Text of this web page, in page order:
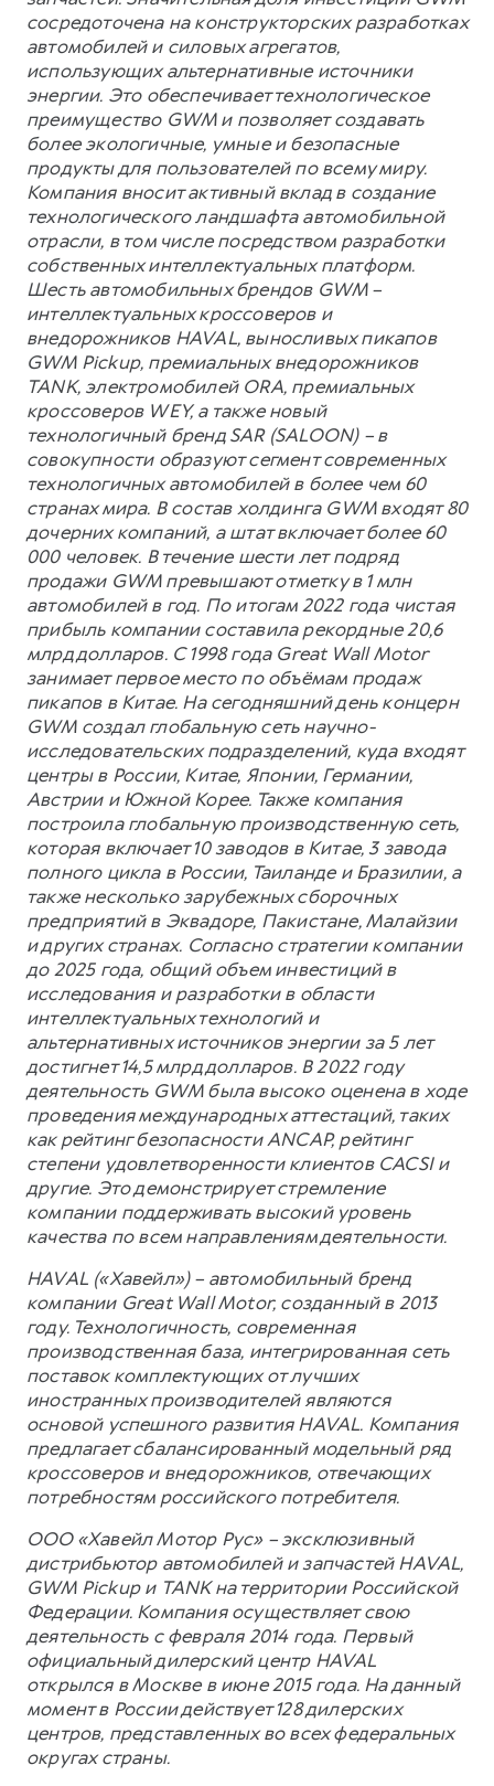
сосредоточена на конструкторских разработках
автомобилей и силовых агрегатов,
использующих альтернативные источники
энергии. Это обеспечивает технологическое
преимущество GWM и позволяет создавать
более экологичные, умные и безопасные
продукты для пользователей по всему миру.
Компания вносит активный вклад в создание
технологического ландшафта автомобильной
отрасли, в том числе посредством разработки
собственных интеллектуальных платформ.
Шесть автомобильных брендов GWM –
интеллектуальных кроссоверов и
внедорожников HAVAL, выносливых пикапов
GWM Pickup, премиальных внедорожников
TANK, электромобилей ORA, премиальных
кроссоверов WEY, а также новый
технологичный бренд SAR (SALOON) – в
совокупности образуют сегмент современных
технологичных автомобилей в более чем 60
странах мира. В состав холдинга GWM входят 80
дочерних компаний, а штат включает более 60
000 человек. В течение шести лет подряд
продажи GWM превышают отметку в 1 млн
автомобилей в год. По итогам 2022 года чистая
прибыль компании составила рекордные 20,6
млрд долларов. С 1998 года Great Wall Motor
занимает первое место по объёмам продаж
пикапов в Китае. На сегодняшний день концерн
GWM создал глобальную сеть научно-
исследовательских подразделений, куда входят
центры в России, Китае, Японии, Германии,
Австрии и Южной Корее. Также компания
построила глобальную производственную сеть,
которая включает 10 заводов в Китае, 3 завода
полного цикла в России, Таиланде и Бразилии, а
также несколько зарубежных сборочных
предприятий в Эквадоре, Пакистане, Малайзии
и других странах. Согласно стратегии компании
до 2025 года, общий объем инвестиций в
исследования и разработки в области
интеллектуальных технологий и
альтернативных источников энергии за 5 лет
достигнет 14,5 млрд долларов. В 2022 году
деятельность GWM была высоко оценена в ходе
проведения международных аттестаций, таких
как рейтинг безопасности ANCAP, рейтинг
степени удовлетворенности клиентов CACSI и
другие. Это демонстрирует стремление
компании поддерживать высокий уровень
качества по всем направлениям деятельности.
HAVAL («Хавейл») – автомобильный бренд
компании Great Wall Motor, созданный в 2013
году. Технологичность, современная
производственная база, интегрированная сеть
поставок комплектующих от лучших
иностранных производителей являются
основой успешного развития HAVAL. Компания
предлагает сбалансированный модельный ряд
кроссоверов и внедорожников, отвечающих
потребностям российского потребителя.
ООО «Хавейл Мотор Рус» – эксклюзивный
дистрибьютор автомобилей и запчастей HAVAL,
GWM Pickup и TANK на территории Российской
Федерации. Компания осуществляет свою
деятельность с февраля 2014 года. Первый
официальный дилерский центр HAVAL
открылся в Москве в июне 2015 года. На данный
момент в России действует 128 дилерских
центров, представленных во всех федеральных
округах страны.